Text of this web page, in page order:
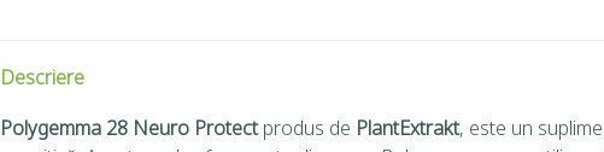
Descriere
Polygemma 28 Neuro Protectprodus de PlantExtrakt, este un